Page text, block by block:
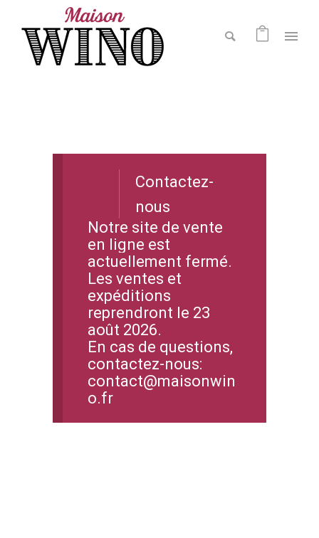
Contactez-
nous
Notre site de vente
en ligne est
actuellement fermé.
Les ventes et
expéditions
reprendront le 23
août 2026.
En cas de questions,
contactez-nous:
contact@maisonwin
o.fr